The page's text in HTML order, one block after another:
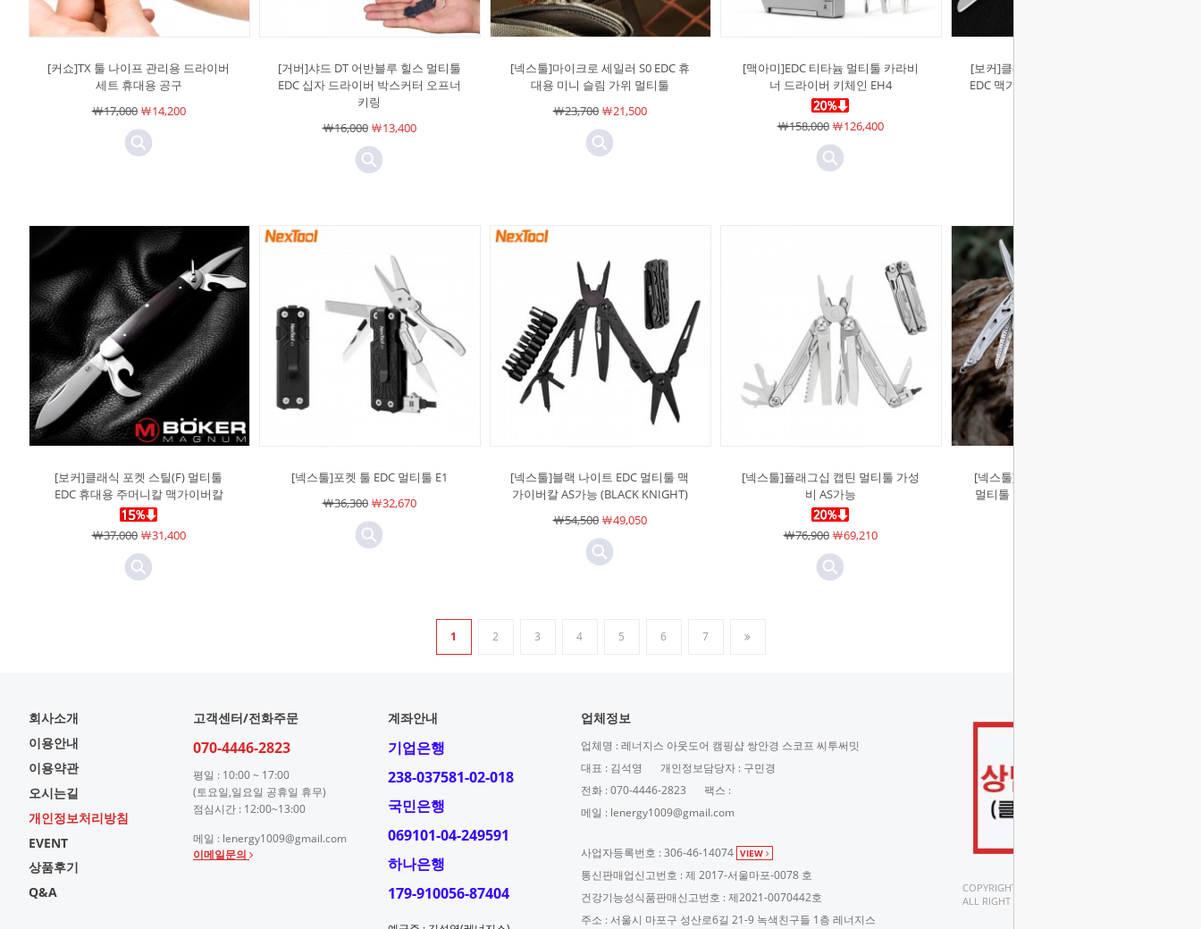
[커쇼]TX 툴 나이프 관리용 드라이버
세트 휴대용 공구
￦17,000￦14,200
[거버]샤드 DT 어반블루 힐스 멀티툴
EDC 십자 드라이버 박스커터 오프너
키링
￦16,000￦13,400
[넥스툴]마이크로 세일러 S0 EDC 휴
대용 미니 슬림 가위 멀티툴
￦23,700￦21,500
[맥아미]EDC 티타늄 멀티툴 카라비
너 드라이버 키체인 EH4
￦158,000￦126,400
[보커]클래식 헌터 슬림 키즈 멀티툴
EDC 맥가이버칼 재난대비 생존 휴대
[보커]클래식 포켓 스틸(F) 멀티툴
EDC 휴대용 주머니칼 맥가이버칼
￦37,000￦31,400
[넥스툴]포켓 툴 EDC 멀티툴 E1
￦36,300￦32,670
[넥스툴]블랙 나이트 EDC 멀티툴 맥
가이버칼 AS가능 (BLACK KNIGHT)
￦54,500￦49,050
[넥스툴]플래그십 캡틴 멀티툴 가성
비 AS가능
￦76,900￦69,210
[넥스툴]미니 플래그십 F12 키체인
멀티툴 EDC 휴대용 공구 플라이어
1 2 3 4 5 6 7
회사소개
이용안내
이용약관
오시는길
개인정보처리방침
EVENT
상품후기
Q&A
고객센터/전화주문
070-4446-2823
평일 : 10:00 ~ 17:00
(토요일,일요일 공휴일 휴무)
점심시간 : 12:00~13:00
메일 : lenergy1009@gmail.com
이메일문의
계좌안내
기업은행
238-037581-02-018
국민은행
069101-04-249591
하나은행
179-910056-87404
업체정보
업체명 : 레너지스 아웃도어 캠핑샵 쌍안경 스코프 씨투써밋
대표 : 김석영
개인정보담당자 : 구민경
전화 : 070-4446-2823
팩스 :
메일 : lenergy1009@gmail.com
사업자등록번호 : 306-46-14074 VIEW
통신판매업신고번호 : 제 2017-서울마포-0078 호
건강기능성식품판매신고번호 : 제2021-0070442호
주소 : 서울시 마포구 성산로6길 21-9 녹색친구들 1층 레너지스
COPYRIGHT(C).
ALL RIGHT RESERVED.